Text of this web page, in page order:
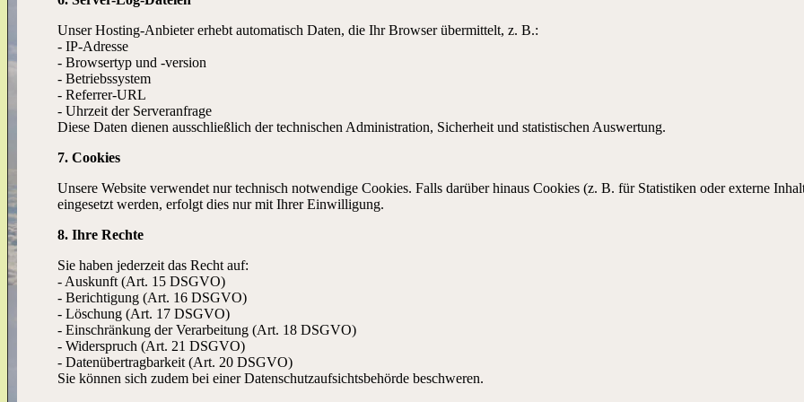
Unser Hosting-Anbieter erhebt automatisch Daten, die Ihr Browser übermittelt, z. B.:
- IP-Adresse
- Browsertyp und -version
- Betriebssystem
- Referrer-URL
- Uhrzeit der Serveranfrage
Diese Daten dienen ausschließlich der technischen Administration, Sicherheit und statistischen Auswertung.
7. Cookies
Unsere Website verwendet nur technisch notwendige Cookies. Falls darüber hinaus Cookies (z. B. für Statistiken oder externe
eingesetzt werden, erfolgt dies nur mit Ihrer Einwilligung.
8. Ihre Rechte
Sie haben jederzeit das Recht auf:
- Auskunft (Art. 15 DSGVO)
- Berichtigung (Art. 16 DSGVO)
- Löschung (Art. 17 DSGVO)
- Einschränkung der Verarbeitung (Art. 18 DSGVO)
- Widerspruch (Art. 21 DSGVO)
- Datenübertragbarkeit (Art. 20 DSGVO)
Sie können sich zudem bei einer Datenschutzaufsichtsbehörde beschweren.